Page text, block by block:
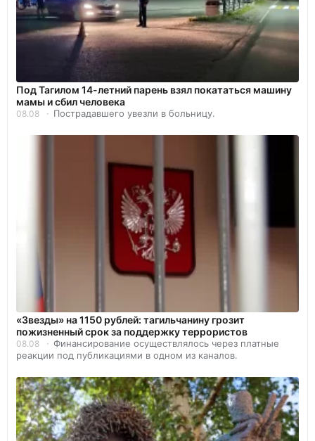
Под Тагилом 14-летний парень взял покататься машину
мамы и сбил человека
08.08 Пострадавшего увезли в больницу.
«Звезды» на 1150 рублей: тагильчанину грозит
пожизненный срок за поддержку террористов
08.08
Финансирование осуществлялось через платные
реакции под публикациями в одном из каналов.